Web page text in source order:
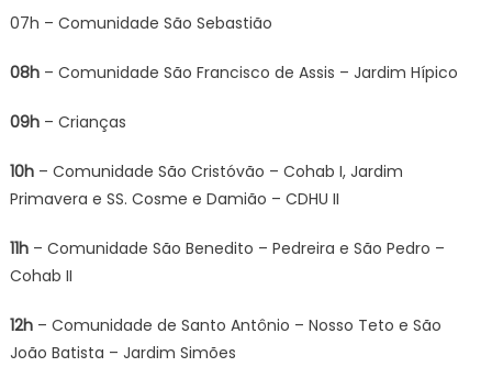
07h – Comunidade São Sebastião
08h – Comunidade São Francisco de Assis – Jardim Hípico
09h – Crianças
10h – Comunidade São Cristóvão – Cohab I, Jardim
Primavera e SS. Cosme e Damião – CDHU II
11h – Comunidade São Benedito – Pedreira e São Pedro –
Cohab II
12h – Comunidade de Santo Antônio – Nosso Teto e São
João Batista – Jardim Simões